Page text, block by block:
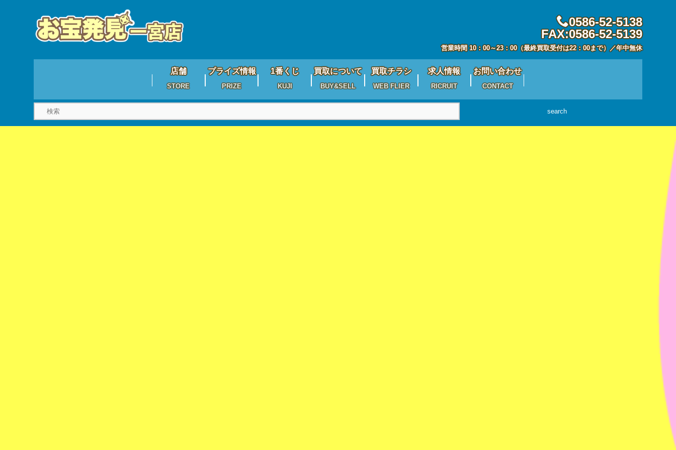
0586-52-5138
FAX:0586-52-5139
営業時間 10：00～23：00（最終買取受付は22：00まで）／年中無休
店舗
STORE
プライズ情報
PRIZE
1番くじ
KUJI
買取について
BUY&SELL
買取チラシ
WEB FLIER
求人情報
RICRUIT
お問い合わせ
CONTACT
search